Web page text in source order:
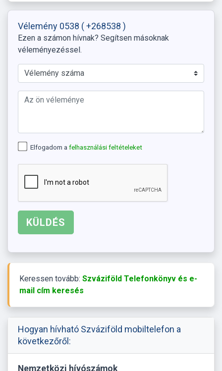
Vélemény 0538 ( +268538 )
Ezen a számon hívnak? Segítsen másoknak
véleményezéssel.
Elfogadom a felhasználási feltételeket
Keressen tovább: Szváziföld Telefonkönyv és e-
mail cím keresés
Hogyan hívható Szváziföld mobiltelefon a
következőről:
Nemzetközi hívószámok